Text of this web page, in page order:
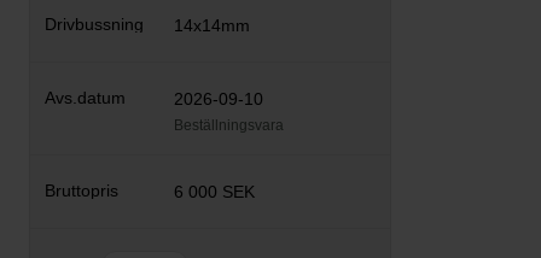
14x14mm
2026-09-10
Beställningsvara
6 000 SEK